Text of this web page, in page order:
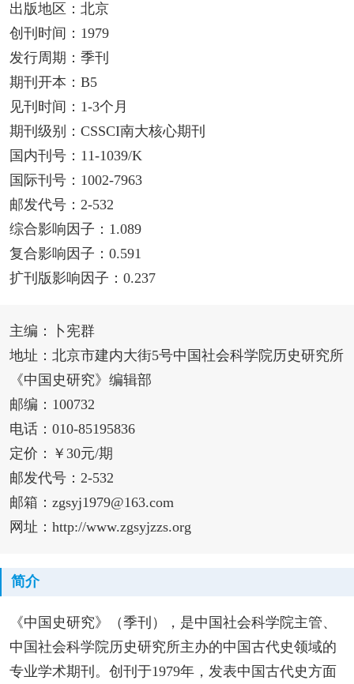
出版地区：北京
创刊时间：1979
发行周期：季刊
期刊开本：B5
见刊时间：1-3个月
期刊级别：CSSCI南大核心期刊
国内刊号：11-1039/K
国际刊号：1002-7963
邮发代号：2-532
综合影响因子：1.089
复合影响因子：0.591
扩刊版影响因子：0.237
主编：卜宪群
地址：北京市建内大街5号中国社会科学院历史研究所
《中国史研究》编辑部
邮编：100732
电话：010-85195836
定价：￥30元/期
邮发代号：2-532
邮箱：zgsyj1979@163.com
网址：http://www.zgsyjzzs.org
简介
《中国史研究》（季刊），是中国社会科学院主管、
中国社会科学院历史研究所主办的中国古代史领域的
专业学术期刊。创刊于1979年，发表中国古代史方面